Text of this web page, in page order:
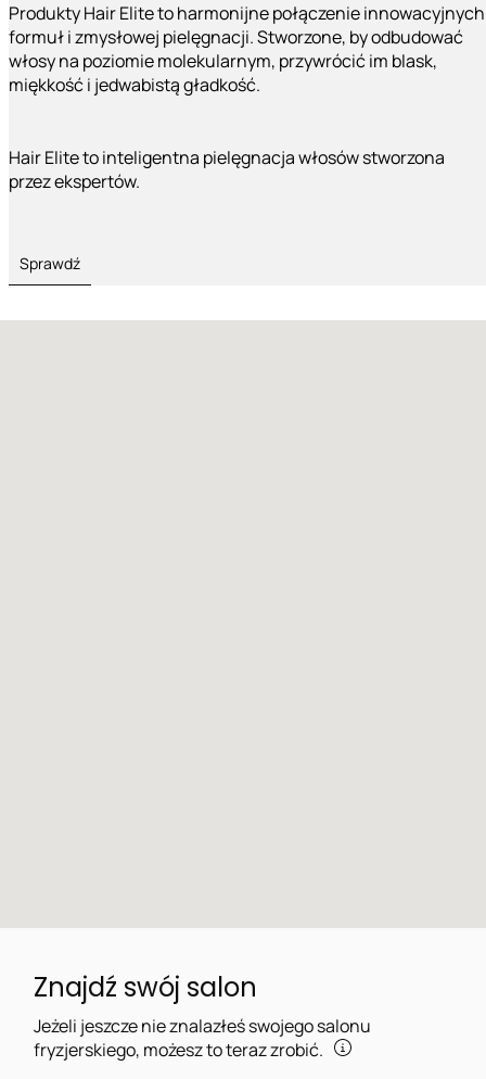
Produkty Hair Elite to harmonijne połączenie innowacyjnych
formuł i zmysłowej pielęgnacji. Stworzone, by odbudować
włosy na poziomie molekularnym, przywrócić im blask,
miękkość i jedwabistą gładkość.
Hair Elite to inteligentna pielęgnacja włosów stworzona
przez ekspertów.
Sprawdź
Znajdź swój salon
Jeżeli jeszcze nie znalazłeś swojego salonu
fryzjerskiego, możesz to teraz zrobić.